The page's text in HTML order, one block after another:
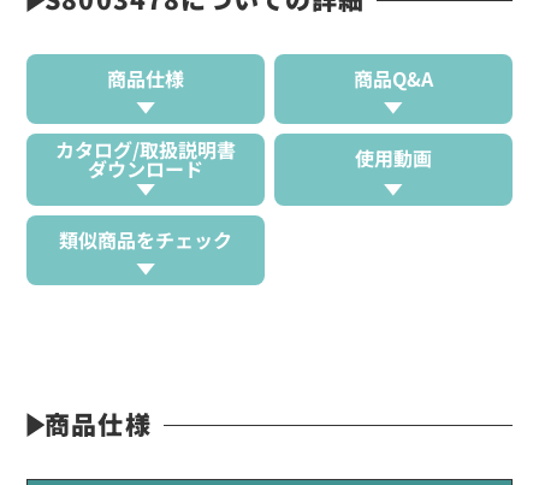
商品仕様 商品Q&A
カタログ/取扱説明書
ダウンロード 使用動画
類似商品をチェック
商品仕様